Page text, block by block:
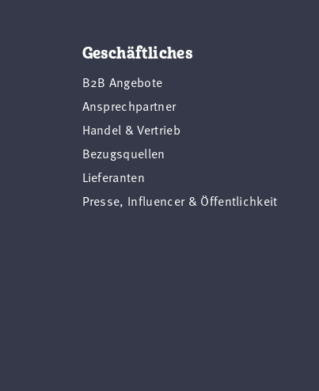
Geschäftliches
B2B Angebote
Ansprechpartner
Handel & Vertrieb
Bezugsquellen
Lieferanten
Presse, Influencer & Öffentlichkeit